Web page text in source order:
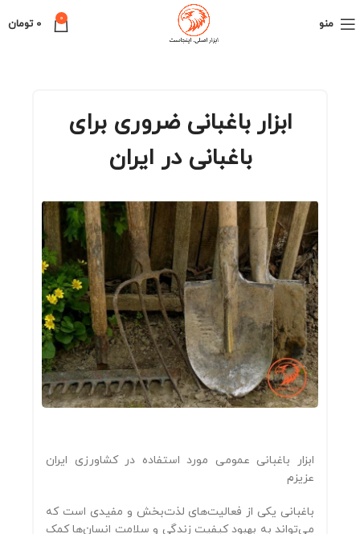
منو 0
0 تومان
ابزار باغبانی ضروری برای
باغبانی در ایران
ابزار باغبانی عمومی مورد استفاده در کشاورزی ایران
عزیزم
باغبانی یکی از فعالیت‌های لذت‌بخش و مفیدی است که
می‌تواند به بهبود کیفیت زندگی و سلامت انسان‌ها کمک